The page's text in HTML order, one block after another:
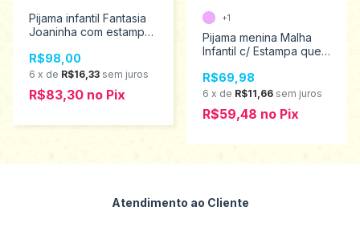
Pijama infantil Fantasia
Joaninha com estampa
Kyly 2 ao 6 1000895
R$98,00
6 x de R$16,33 sem juros
R$83,30 no Pix
Pijama menina Malha
Infantil c/ Estampa que
ao 12 1000867
R$69,98
6 x de R$11,66 sem juros
R$59,48 no Pix
+1
Atendimento ao Cliente